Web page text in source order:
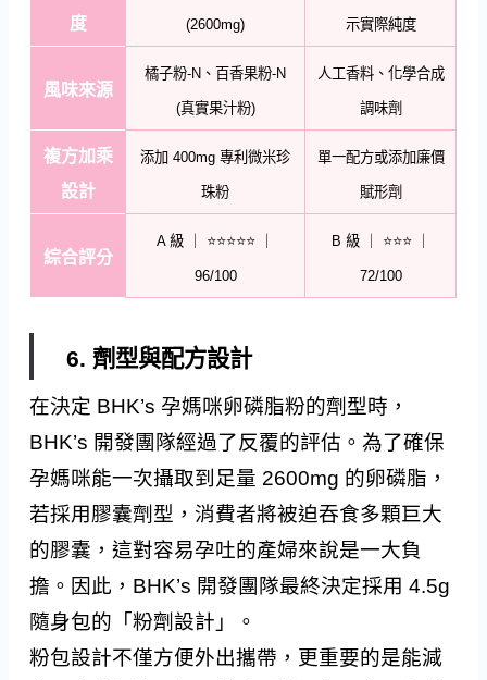
度
(2600mg) 示實際純度
風味來源
橘子粉-N、百香果粉-N
(真實果汁粉)
人工香料、化學合成
調味劑
複方加乘
設計
添加 400mg 專利微米珍
珠粉
單一配方或添加廉價
賦形劑
綜合評分
A 級 ｜ ⭐⭐⭐⭐⭐ ｜
96/100
B 級 ｜ ⭐⭐⭐ ｜
72/100
6. 劑型與配方設計
在決定 BHK’s 孕媽咪卵磷脂粉的劑型時，
BHK’s 開發團隊經過了反覆的評估。為了確保
孕媽咪能一次攝取到足量 2600mg 的卵磷脂，
若採用膠囊劑型，消費者將被迫吞食多顆巨大
的膠囊，這對容易孕吐的產婦來說是一大負
擔。因此，BHK’s 開發團隊最終決定採用 4.5g
隨身包的「粉劑設計」。
粉包設計不僅方便外出攜帶，更重要的是能減